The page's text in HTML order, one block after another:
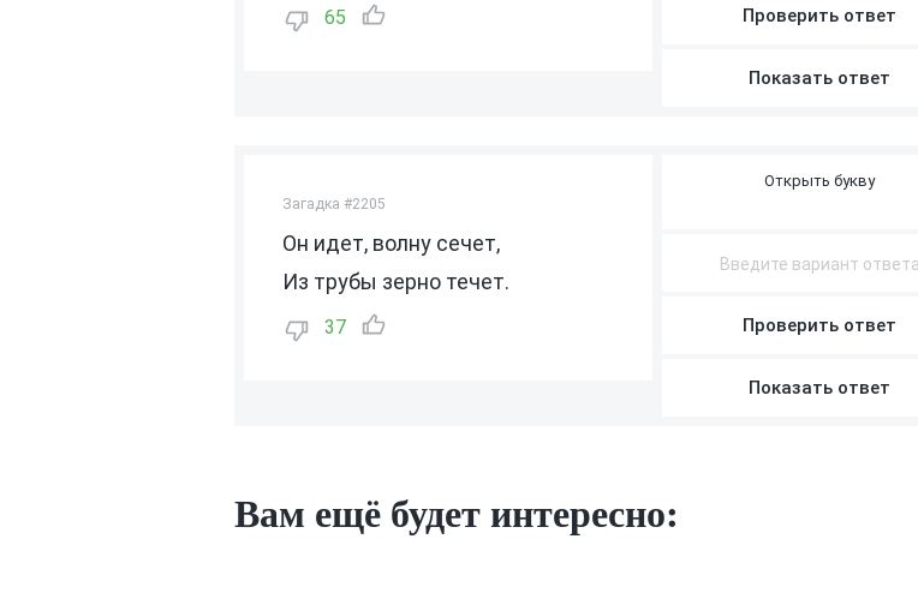
65 Проверить ответ
Показать ответ
Загадка #2205
Он идет, волну сечет,
Из трубы зерно течет.
37 Проверить ответ
Показать ответ
Вам ещё будет интересно: